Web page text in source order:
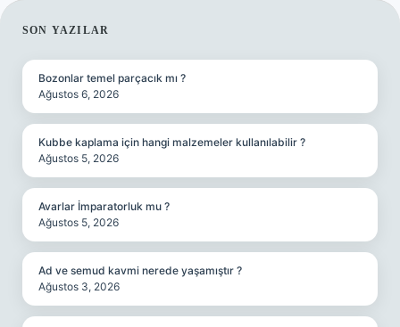
SIDEBAR
SON YAZILAR
Bozonlar temel parçacık mı ?
Ağustos 6, 2026
Kubbe kaplama için hangi malzemeler kullanılabilir ?
Ağustos 5, 2026
Avarlar İmparatorluk mu ?
Ağustos 5, 2026
Ad ve semud kavmi nerede yaşamıştır ?
Ağustos 3, 2026